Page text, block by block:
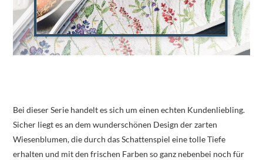
Bei dieser Serie handelt es sich um einen echten Kundenliebling.
Sicher liegt es an dem wunderschönen Design der zarten
Wiesenblumen, die durch das Schattenspiel eine tolle Tiefe
erhalten und mit den frischen Farben so ganz nebenbei noch für